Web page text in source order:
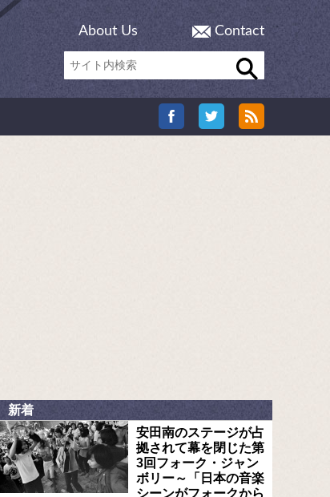
About Us Contact
新着
安田南のステージが占
拠されて幕を閉じた第
3回フォーク・ジャン
ボリー～「日本の音楽
シーンがフォークから